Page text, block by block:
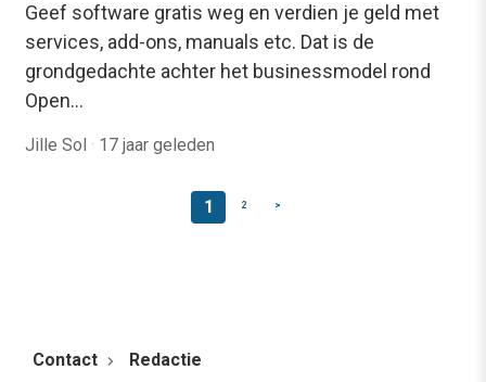
Geef software gratis weg en verdien je geld met
services, add-ons, manuals etc. Dat is de
grondgedachte achter het businessmodel rond
Open…
Jille Sol · 17 jaar geleden
1 2 >
Contact Redactie